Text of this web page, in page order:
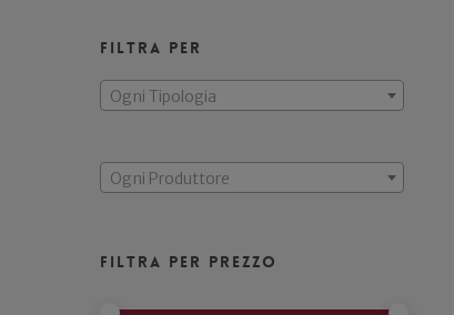
Filtra per
Ogni Tipologia
Ogni Produttore
Filtra per prezzo